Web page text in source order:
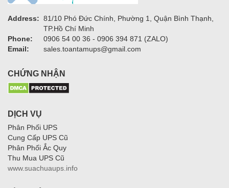
Address: 81/10 Phó Đức Chính, Phường 1, Quận Bình Thạnh,
TP.Hồ Chí Minh
Phone:
0906 54 00 36 - 0906 394 871 (ZALO)
Email:
sales.toantamups@gmail.com
CHỨNG NHẬN
DỊCH VỤ
Phân Phối UPS
Cung Cấp UPS Cũ
Phân Phối Ắc Quy
Thu Mua UPS Cũ
www.suachuaups.info